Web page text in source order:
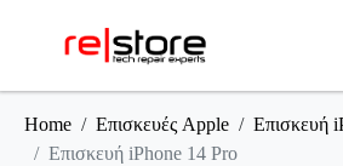
Home Επισκευές Apple
Επισκευή
Επισκευή iPhone 14 Pro